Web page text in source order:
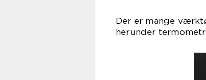
Der er mange
herunder